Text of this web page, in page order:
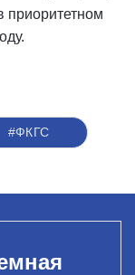
приоритетном
#ФКГС